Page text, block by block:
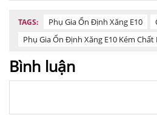
TAGS: Phụ Gia Ổn Định Xăng E10
Phụ Gia Ổn Định Xăng E10 Kém
Bình luận